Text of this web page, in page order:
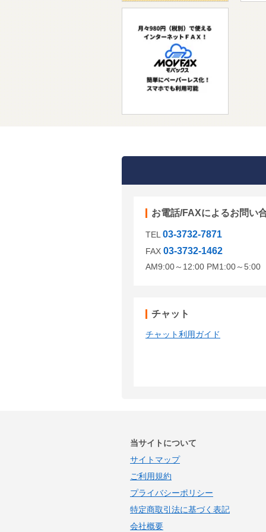
お電話/FAXによるお問い
TEL 03-3732-7871
FAX 03-3732-1462
AM9:00～12:00 PM1:00～5:00
チャット
チャット利用ガイド
当サイトについて
サイトマップ
ご利用規約
プライバシーポリシー
特定商取引法に基づく表記
会社概要